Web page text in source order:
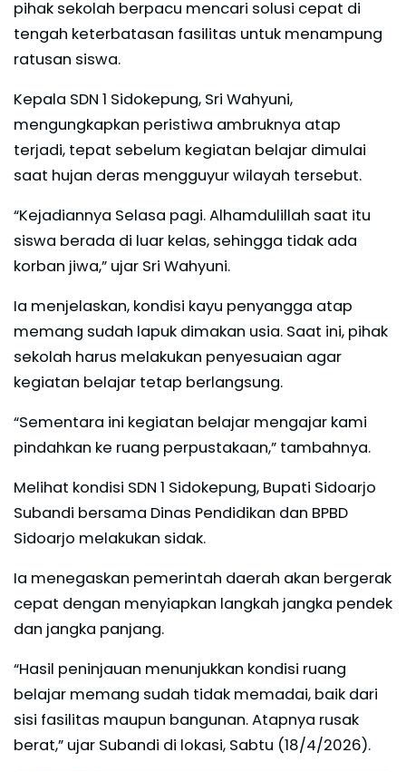
pihak sekolah berpacu mencari solusi cepat di
tengah keterbatasan fasilitas untuk menampung
ratusan siswa.
Kepala SDN 1 Sidokepung, Sri Wahyuni,
mengungkapkan peristiwa ambruknya atap
terjadi, tepat sebelum kegiatan belajar dimulai
saat hujan deras mengguyur wilayah tersebut.
“Kejadiannya Selasa pagi. Alhamdulillah saat itu
siswa berada di luar kelas, sehingga tidak ada
korban jiwa,” ujar Sri Wahyuni.
Ia menjelaskan, kondisi kayu penyangga atap
memang sudah lapuk dimakan usia. Saat ini, pihak
sekolah harus melakukan penyesuaian agar
kegiatan belajar tetap berlangsung.
“Sementara ini kegiatan belajar mengajar kami
pindahkan ke ruang perpustakaan,” tambahnya.
Melihat kondisi SDN 1 Sidokepung, Bupati Sidoarjo
Subandi bersama Dinas Pendidikan dan BPBD
Sidoarjo melakukan sidak.
Ia menegaskan pemerintah daerah akan bergerak
cepat dengan menyiapkan langkah jangka pendek
dan jangka panjang.
“Hasil peninjauan menunjukkan kondisi ruang
belajar memang sudah tidak memadai, baik dari
sisi fasilitas maupun bangunan. Atapnya rusak
berat,” ujar Subandi di lokasi, Sabtu (18/4/2026).